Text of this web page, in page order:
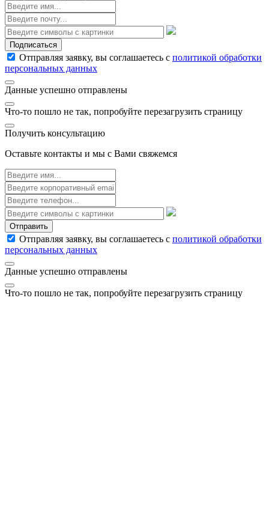
Подписаться
Отправляя заявку, вы соглашаетесь с политикой обработки
персональных данных
Данные успешно отправлены
Что-то пошло не так, попробуйте перезагрузить страницу
Получить консультацию
Оставьте контакты и мы с Вами свяжемся
Отправить
Отправляя заявку, вы соглашаетесь с политикой обработки
персональных данных
Данные успешно отправлены
Что-то пошло не так, попробуйте перезагрузить страницу